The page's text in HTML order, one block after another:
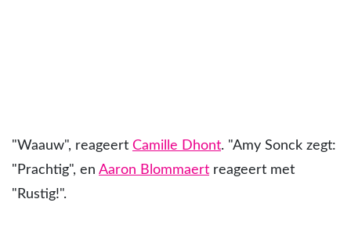
"Waauw", reageert Camille Dhont. "Amy Sonck zegt:
"Prachtig", en Aaron Blommaert reageert met
"Rustig!".